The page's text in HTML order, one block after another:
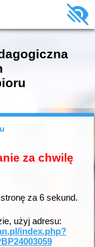
za chwilę
za 6sekund.
użyj adresu:
index.php?